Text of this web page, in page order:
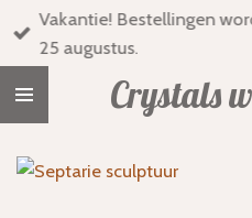
Ga
direct
Crystals
Vakantie! Bestellingen
25 augustus.